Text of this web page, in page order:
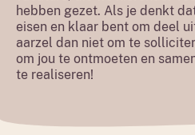
hebben gezet. Als je denkt
eisen en klaar bent om deel
aarzel dan niet om te
om jou te ontmoeten en
te realiseren!